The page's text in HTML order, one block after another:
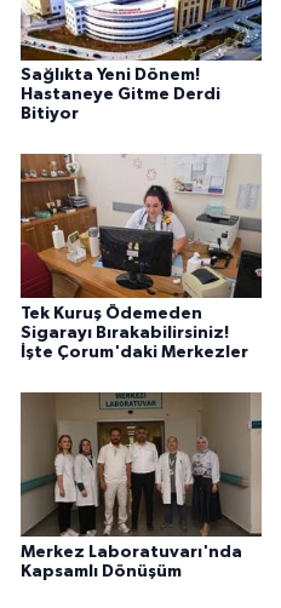
Sağlıkta Yeni Dönem!
Hastaneye Gitme Derdi
Bitiyor
Tek Kuruş Ödemeden
Sigarayı Bırakabilirsiniz!
İşte Çorum'daki Merkezler
Merkez Laboratuvarı'nda
Kapsamlı Dönüşüm